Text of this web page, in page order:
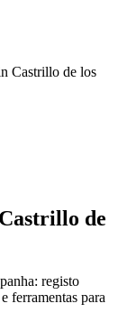
Castrillo de los
de
registo
ferramentas para